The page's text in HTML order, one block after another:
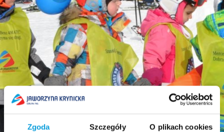
Zgoda Szczegóły O plikach cookies